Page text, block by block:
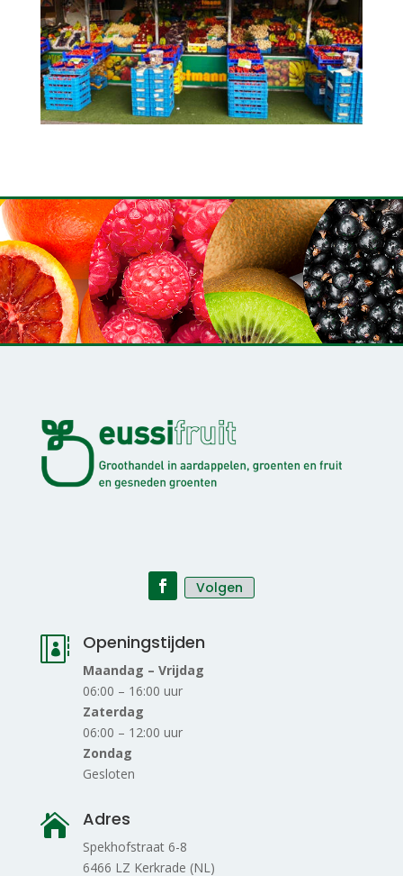
Volgen
 Openingstijden
Maandag – Vrijdag
06:00 – 16:00 uur
Zaterdag
06:00 – 12:00 uur
Zondag
Gesloten
 Adres
Spekhofstraat 6-8
6466 LZ Kerkrade (NL)